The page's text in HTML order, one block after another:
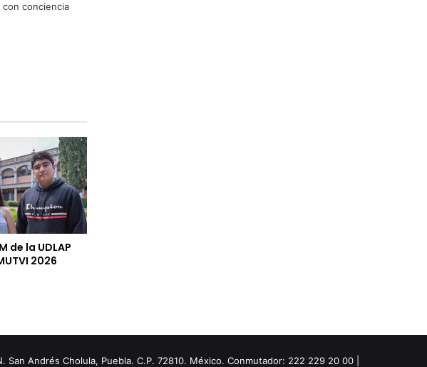
conciencia
de la UDLAP
2026
Andrés Cholula, Puebla. C.P. 72810. México. Conmutador: 222 229 20 00 |